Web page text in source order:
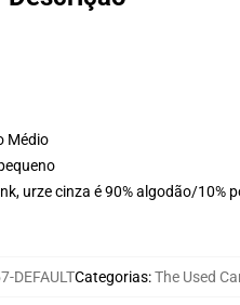
Médio
urze cinza é 90% algodão/10%
DEFAULTCategorias:The Used